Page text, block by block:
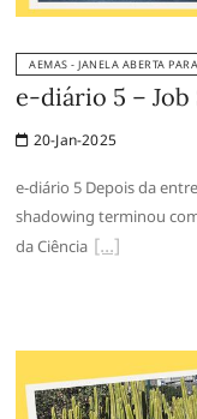
AEMAS - JANELA ABERTA
e-diário 5 –
20-Jan-2025
e-diário 5 Depois da
shadowing terminou
da Ciência